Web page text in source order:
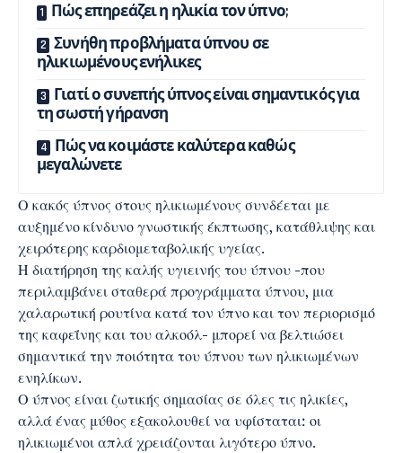
Πώς επηρεάζει η ηλικία τον ύπνο;
Συνήθη προβλήματα ύπνου σε
ηλικιωμένους ενήλικες
Γιατί ο συνεπής ύπνος είναι σημαντικός για
τη σωστή γήρανση
Πώς να κοιμάστε καλύτερα καθώς
μεγαλώνετε
Ο κακός ύπνος στους ηλικιωμένους συνδέεται με
αυξημένο κίνδυνο γνωστικής έκπτωσης, κατάθλιψης και
χειρότερης καρδιομεταβολικής υγείας.
Η διατήρηση της καλής υγιεινής του ύπνου -που
περιλαμβάνει σταθερά προγράμματα ύπνου, μια
χαλαρωτική ρουτίνα κατά τον ύπνο και τον περιορισμό
της καφεΐνης και του αλκοόλ- μπορεί να βελτιώσει
σημαντικά την ποιότητα του ύπνου των ηλικιωμένων
ενηλίκων.
Ο ύπνος είναι ζωτικής σημασίας σε όλες τις ηλικίες,
αλλά ένας μύθος εξακολουθεί να υφίσταται: οι
ηλικιωμένοι απλά χρειάζονται λιγότερο ύπνο.